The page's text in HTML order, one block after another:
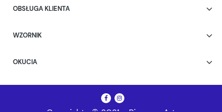
OBSŁUGA KLIENTA
WZORNIK
OKUCIA